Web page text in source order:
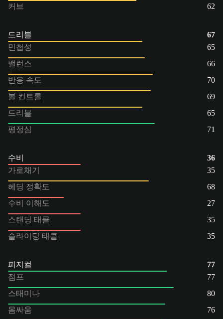
커브
62
드리블
67
민첩성
65
밸런스
66
반응 속도
70
볼 컨트롤
69
드리블
65
평정심
71
수비
36
가로채기
35
헤딩 정확도
68
수비 이해도
27
스탠딩 태클
35
슬라이딩 태클
35
피지컬
77
점프
77
스태미나
80
몸싸움
76